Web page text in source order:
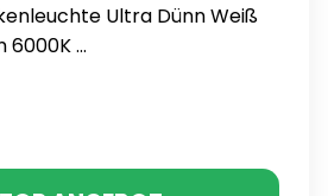
Ultra Dünn Weiß
6000K ...